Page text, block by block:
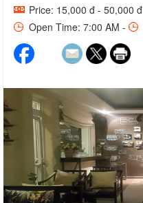
Price: 15,000 đ - 50,000 đ
Open Time: 7:00 AM -